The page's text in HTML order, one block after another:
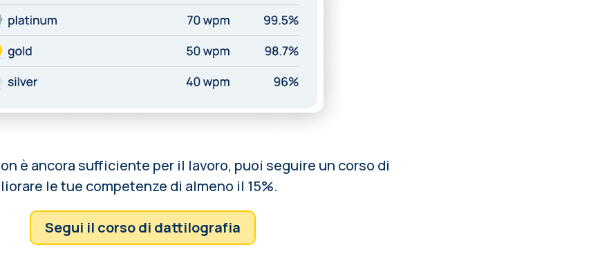
è ancora sufficiente per il lavoro, puoi seguire un corso di
le tue competenze di almeno il 15%.
Segui il corso di dattilografia